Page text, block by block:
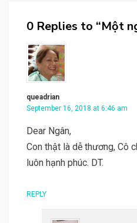
0 Replies to “Một
queadrian
September 16, 2018 at 6:46 am
Dear Ngân,
Con thật là dễ thương, Cô
luôn hạnh phúc. DT.
REPLY